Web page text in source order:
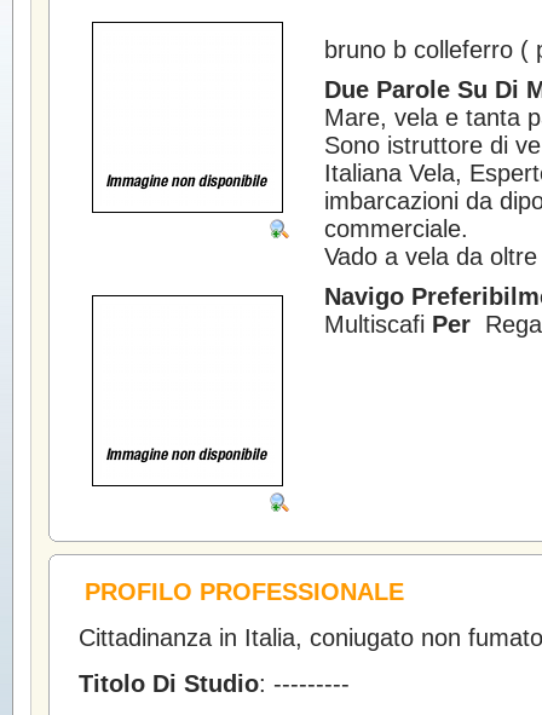
bruno b colleferro (
Due Parole Su Di
Mare, vela e tanta
Sono istruttore di
Italiana Vela,
imbarcazioni da
commerciale.
Vado a vela da
Navigo
Multiscafi Per
PROFILO PROFESSIONALE
Cittadinanza in Italia, coniugato non
Titolo Di Studio: ---------